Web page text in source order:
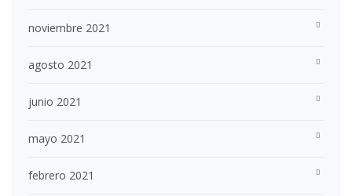
noviembre 2021
agosto 2021
junio 2021
mayo 2021
febrero 2021